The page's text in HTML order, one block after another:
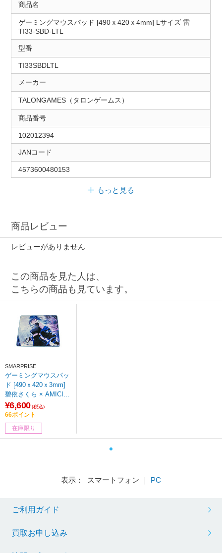
商品名
ゲーミングマウスパッド [490ｘ420ｘ4mm] Lサイズ 雷
TI33-SBD-LTL
型番
TI33SBDLTL
メーカー
TALONGAMES（タロンゲームス）
商品番号
102012394
JANコード
4573600480153
もっと見る
商品レビュー
レビューがありません
この商品を見た人は、
こちらの商品も見ています。
SMARPRISE
ゲーミングマウスパッ
ド [490ｘ420ｘ3mm]
碧依さくら × AMICIS
ES2 eSports Mouse
pad 3mm XL
¥6,600 (税込)
66ポイント
在庫限り
表示： スマートフォン ｜ PC
ご利用ガイド
買取お申し込み